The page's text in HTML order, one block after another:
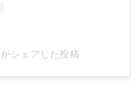
シェアした投稿